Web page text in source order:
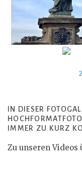
IN DIESER
IMMER ZU KURZ
Zu unseren Videos